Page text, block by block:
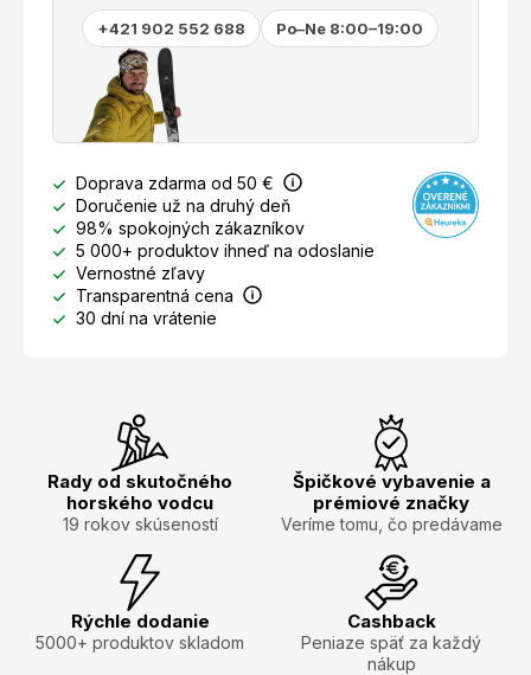
+421 902 552 688 Po–Ne 8:00–19:00
Doprava zdarma od 50 €
Doručenie už na druhý deň
98% spokojných zákazníkov
5 000+ produktov ihneď na odoslanie
Vernostné zľavy
Transparentná cena
30 dní na vrátenie
Rady od skutočného
horského vodcu
19 rokov skúseností
Špičkové vybavenie a
prémiové značky
Veríme tomu, čo predávame
Rýchle dodanie
5000+ produktov skladom
Cashback
Peniaze späť za každý
nákup